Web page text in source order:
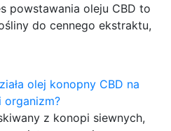
powstawania oleju CBD to
do cennego ekstraktu,
olej konopny CBD na
organizm?
z konopi siewnych,